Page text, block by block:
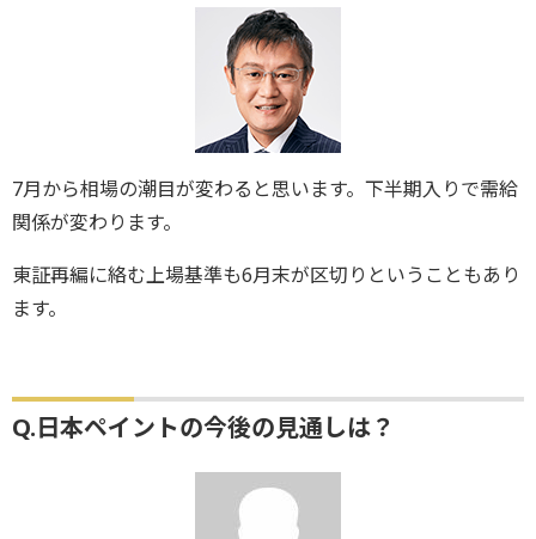
7月から相場の潮目が変わると思います。下半期入りで需給
関係が変わります。
東証再編に絡む上場基準も6月末が区切りということもあり
ます。
Q.日本ペイントの今後の見通しは？